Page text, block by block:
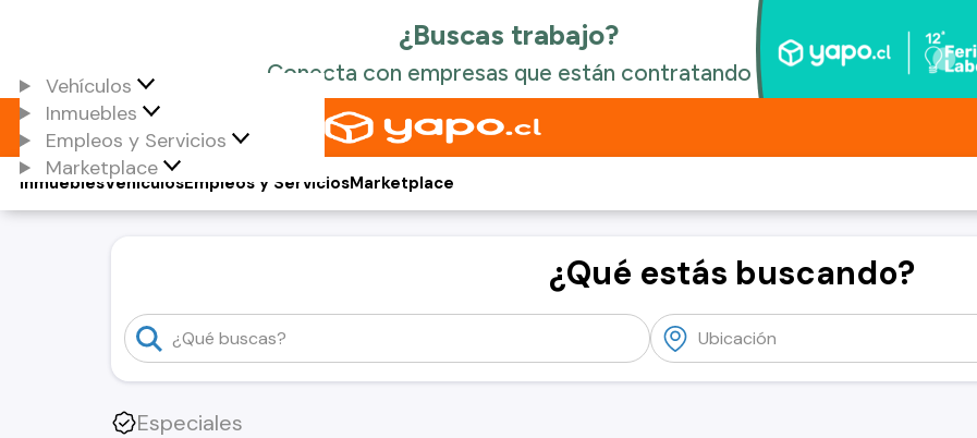
Vehículos
Inmuebles
Empleos y Servicios
Marketplace
Vehículos
Inmuebles Empleos y ServiciosMarketplace
¿Qué estás buscando?
Especiales